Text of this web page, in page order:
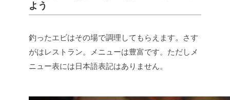
よう
釣ったエビはその場で調理してもらえます。さす
がはレストラン。メニューは豊富です。ただしメ
ニュー表には日本語表記はありません。